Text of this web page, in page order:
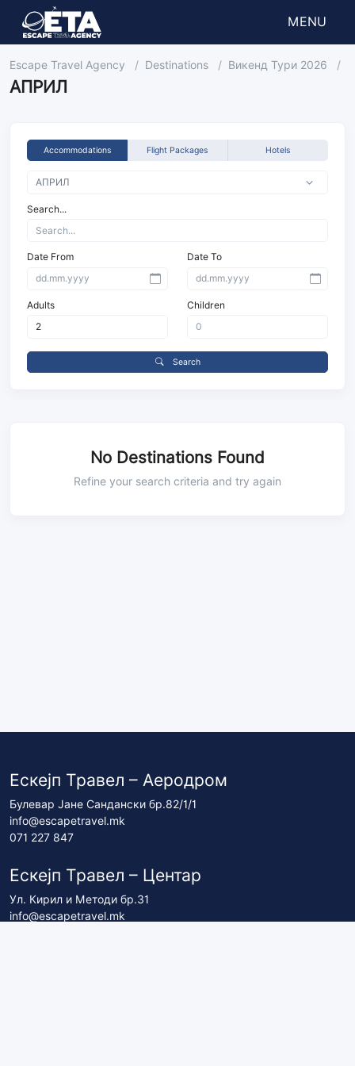
MENU
АПРИЛ
Escape Travel Agency Destinations Викенд Тури 2026
Accommodations Flight Packages Hotels
Search...
Date From Date To
Adults Children
Search
No Destinations Found
Refine your search criteria and try again
Ескејп Травел – Аеродром
Булевар Јане Сандански бр.82/1/1
info@escapetravel.mk
071 227 847
Ескејп Травел – Центар
Ул. Кирил и Методи бр.31
info@escapetravel.mk